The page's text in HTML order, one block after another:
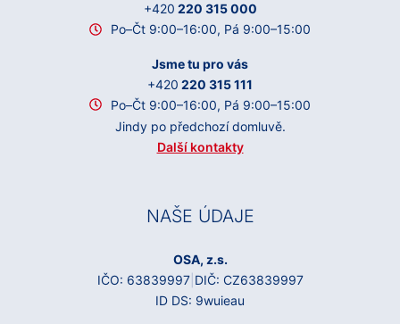
+420 220 315 000
Po–Čt 9:00–16:00, Pá 9:00–15:00
Jsme tu pro vás
+420 220 315 111
Po–Čt 9:00–16:00, Pá 9:00–15:00
Jindy po předchozí domluvě.
Další kontakty
NAŠE ÚDAJE
OSA, z.s.
IČO: 63839997| DIČ: CZ63839997
ID DS: 9wuieau